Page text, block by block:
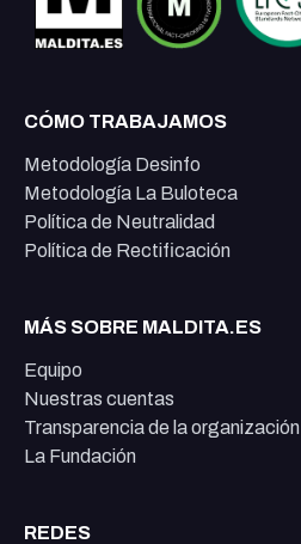
CÓMO TRABAJAMOS
Metodología Desinfo
Metodología La Buloteca
Política de Neutralidad
Política de Rectificación
MÁS SOBRE MALDITA.ES
Equipo
Nuestras cuentas
Transparencia de la organización
La Fundación
REDES